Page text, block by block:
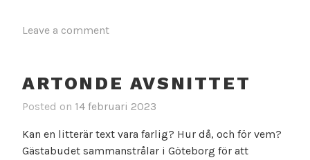
Leave a comment
ARTONDE AVSNITTET
Posted on 14 februari 2023
Kan en litterär text vara farlig? Hur då, och för vem?
Gästabudet sammanstrålar i Göteborg för att